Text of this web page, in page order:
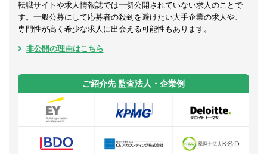
転職サイトや求人情報誌では一切公開されていない求人のことで
す。一般公募にして応募者の殺到を避けたい大手企業の求人や、
専門性が高く希少な求人に出会える可能性もあります。
非公開の理由はこちら
ご紹介先 監査法人・企業例